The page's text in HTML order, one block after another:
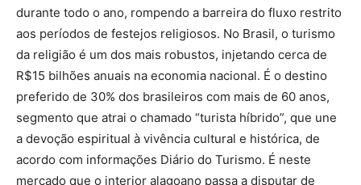
durante todo o ano, rompendo a barreira do fluxo restrito
aos períodos de festejos religiosos. No Brasil, o turismo
da religião é um dos mais robustos, injetando cerca de
R$15 bilhões anuais na economia nacional. É o destino
preferido de 30% dos brasileiros com mais de 60 anos,
segmento que atrai o chamado “turista híbrido”, que une
a devoção espiritual à vivência cultural e histórica, de
acordo com informações Diário do Turismo. É neste
mercado que o interior alagoano passa a disputar de